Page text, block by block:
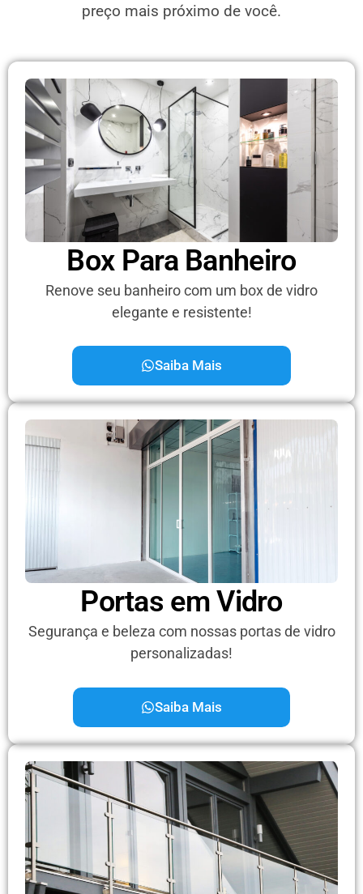
preço mais próximo de você.
Box Para Banheiro
Renove seu banheiro com um box de vidro
elegante e resistente!
Saiba Mais
Portas em Vidro
Segurança e beleza com nossas portas de vidro
personalizadas!
Saiba Mais